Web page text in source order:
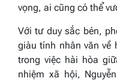
vọng, ai cũng có thể
Với tư duy sắc bén,
giàu tính nhân văn về
trong việc hài hòa
nhiệm xã hội,